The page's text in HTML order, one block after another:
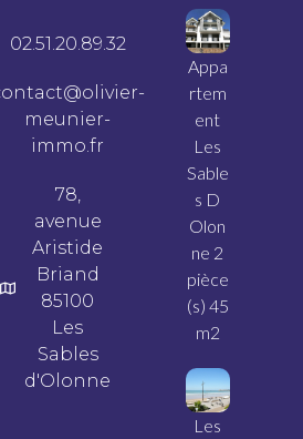
02.51.20.89.32
meunier-
immo.fr
78,
avenue
Aristide
Briand
85100
Les
Sables
d'Olonne
Appa
rtem
ent
Les
Sable
s D
Olon
ne 2
pièce
(s) 45
m2
Les